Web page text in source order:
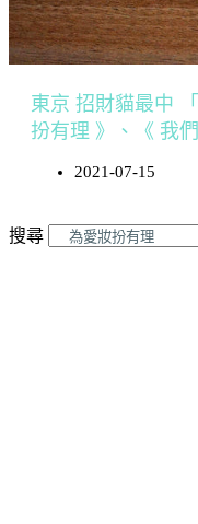
東京 招財貓最中
扮有理 》、《 我
2021-07-15
搜尋